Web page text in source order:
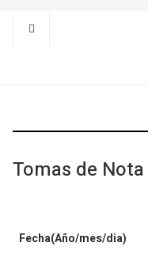
Tomas de Nota
Fecha(Año/mes/dia)